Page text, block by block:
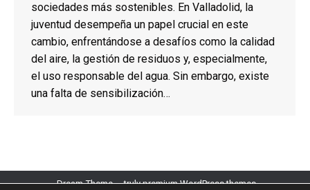
sociedades más sostenibles. En Valladolid, la
juventud desempeña un papel crucial en este
cambio, enfrentándose a desafíos como la calidad
del aire, la gestión de residuos y, especialmente,
el uso responsable del agua. Sin embargo, existe
una falta de sensibilización…
Dream-Theme — trulypremium WordPress themes